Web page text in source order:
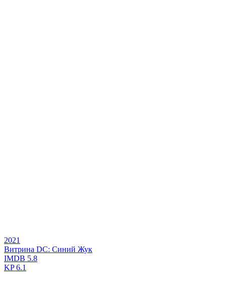
2021
Витрина DC: Синий Жук
IMDB 5.8
KP6.1